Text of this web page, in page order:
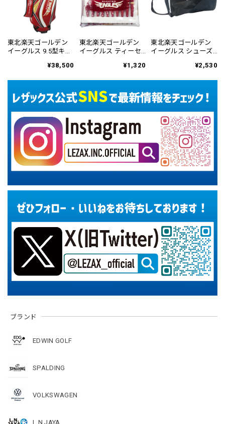
ブランド
EDWIN GOLF
SPALDING
VOLKSWAGEN
L.N.JAYA
東北楽天ゴールデン
イーグルス 9.5型キャ
¥38,500
東北楽天ゴールデン
イーグルス ティーセ
¥1,320
東北楽天ゴールデン
イーグルス シューズ
¥2,530